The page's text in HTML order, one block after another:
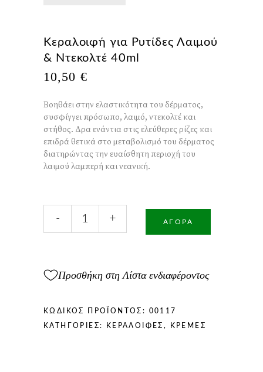
Κεραλοιφή για Ρυτίδες Λαιμού
& Ντεκολτέ 40ml
10,50 €
Βοηθάει στην ελαστικότητα του δέρματος,
συσφίγγει πρόσωπο, λαιμό, ντεκολτέ και
στήθος. Δρα ενάντια στις ελεύθερες ρίζες και
επιδρά θετικά στο μεταβολισμό του δέρματος
διατηρώντας την ευαίσθητη περιοχή του
λαιμού λαμπερή και νεανική.
Ρυτίδες
Ντεκολτέ
40ml
- + ΑΓΟΡΆ
Προσθήκη στη Λίστα ενδιαφέροντος
ΚΩΔΙΚΌΣ ΠΡΟΪΌΝΤΟΣ: 00117
ΚΑΤΗΓΟΡΊΕΣ: ΚΕΡΑΛΟΙΦΈΣ , ΚΡΈΜΕΣ